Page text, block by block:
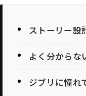
ストーリー設
よく分からな
ジブリに憧れ